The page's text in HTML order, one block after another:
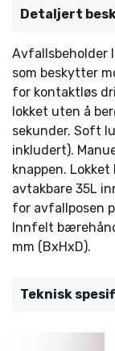
Detaljert
Avfallsbeholder
som beskytter
for kontaktløs
lokket uten å
sekunder. Soft
inkludert).
knappen.
avtakbare 35L
for avfallposen
Innfelt
mm (BxHxD).
Teknisk